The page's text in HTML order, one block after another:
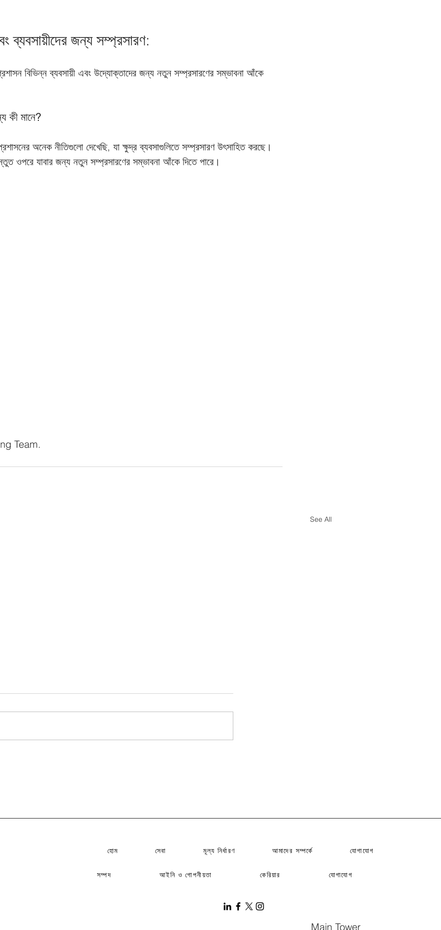
ব্যবসায়ীদের জন্য সম্প্রসারণ:
বিভিন্ন ব্যবসায়ী এবং উদ্যোক্তাদের জন্য নতুন সম্প্রসারণের সম্ভাবনা আঁকে
কী মানে?
অনেক নীতিগুলো দেখেছি, যা ক্ষুদ্র ব্যবসাগুলিতে সম্প্রসারণ উৎসাহিত করছে।
ওপরে যাবার জন্য নতুন সম্প্রসারণের সম্ভাবনা আঁকে দিতে পারে।
Team.
See All
হোম সেবা​ মূল্য নির্ধারণ আমাদের সম্পর্কে যোগাযোগ
সম্পদ আইনি ও গোপনীয়তা কেরিয়ার যোগাযোগ
Main Tower